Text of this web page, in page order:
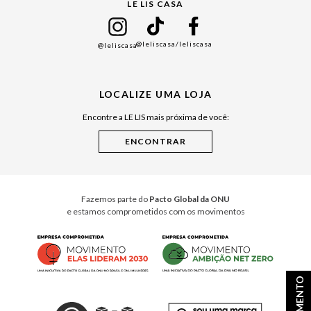
Cuidados Casa
LE LIS CASA
@leliscasa@leliscasa/leliscasa
LOCALIZE UMA LOJA
Encontre a LE LIS mais próxima de você:
Fazemos parte do Pacto Global da ONU
e estamos comprometidos com os movimentos